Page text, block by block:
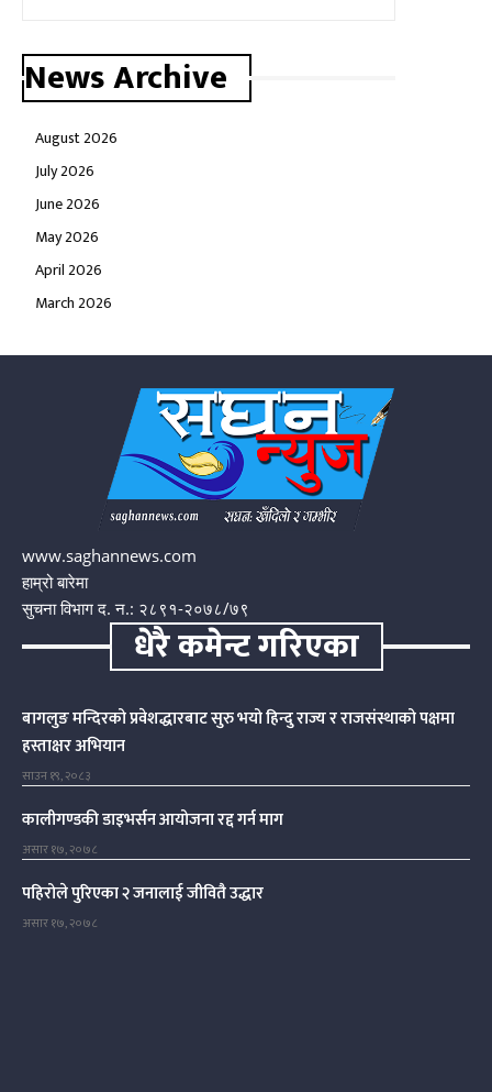
News Archive
August 2026
July 2026
June 2026
May 2026
April 2026
March 2026
www.saghannews.com
हाम्रो बारेमा
सुचना विभाग द. न.: २८९१-२०७८/७९
धेरै कमेन्ट गरिएका
बागलुङ मन्दिरको प्रवेशद्धारबाट सुरु भयो हिन्दु राज्य र राजसंस्थाको पक्षमा
हस्ताक्षर अभियान
साउन १९, २०८३
कालीगण्डकी डाइभर्सन आयोजना रद्द गर्न माग
असार १७, २०७८
पहिरोले पुरिएका २ जनालाई जीवितै उद्धार
असार १७, २०७८